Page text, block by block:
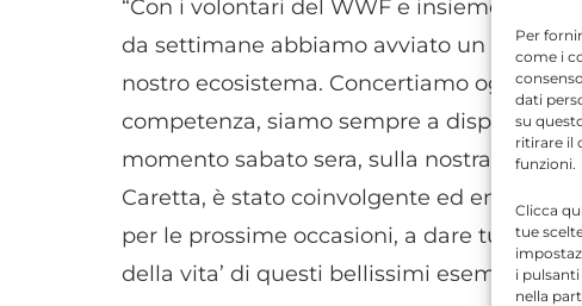
Per
come i
dati
su
ritirare il
funzioni.
Clicca
tue
i
nella
“Con i volontari del WWF e insieme alle
da settimane abbiamo avviato un
nostro ecosistema. Concertiamo ogni
competenza, siamo sempre a
momento sabato sera, sulla nostra
Caretta, è stato coinvolgente ed
per le prossime occasioni, a dare tutto il
della vita’ di questi bellissimi esemplari”.